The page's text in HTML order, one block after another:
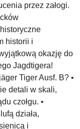
przez załogi.
historii i
okazję do
Jagdtigera!
Tiger Ausf. B? •
detali w skali,
czołgu. •
działa,
i